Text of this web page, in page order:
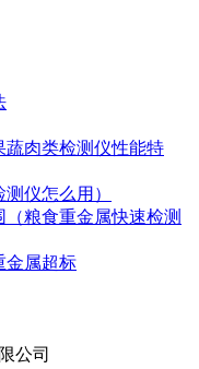
蔬肉类检测仪性能特
仪怎么用）
粮食重金属快速检测
金属超标
公司